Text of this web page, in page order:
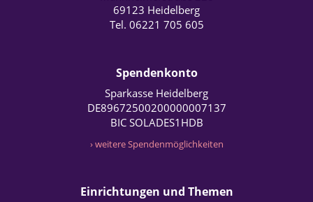
69123 Heidelberg
Tel. 06221 705 605
Spendenkonto
Sparkasse Heidelberg
DE89672500200000007137
BIC SOLADES1HDB
› weitere Spendenmöglichkeiten
Einrichtungen und Themen